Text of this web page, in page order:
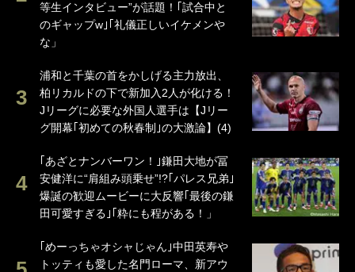
等生インタビュー”が話題！｢試合中と
のギャップw｣｢礼儀正しいイケメンや
な」
浦和と千葉の首をかしげる主力放出、
柏リカルドの下で新加入2人が化ける！
Jリーグに必要な外国人選手は【Jリー
グ開幕｢初めての秋春制｣の大激論】(4)
｢あざとナンバーワン！｣鎌田大地が冨
安健洋に“肩組み頭乗せ”!?｢パレス兄弟｣
爆誕の歓迎ムービーに大反響｢最後の鎌
田可愛すぎる｣｢粋にも程がある！」
｢めーっちゃオシャじゃん｣中田英寿や
トッティも愛した名門ローマ、新アウ